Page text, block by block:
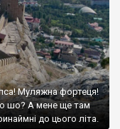
Муляжна фортеця!
шо? А мене ще там
до цього літа.